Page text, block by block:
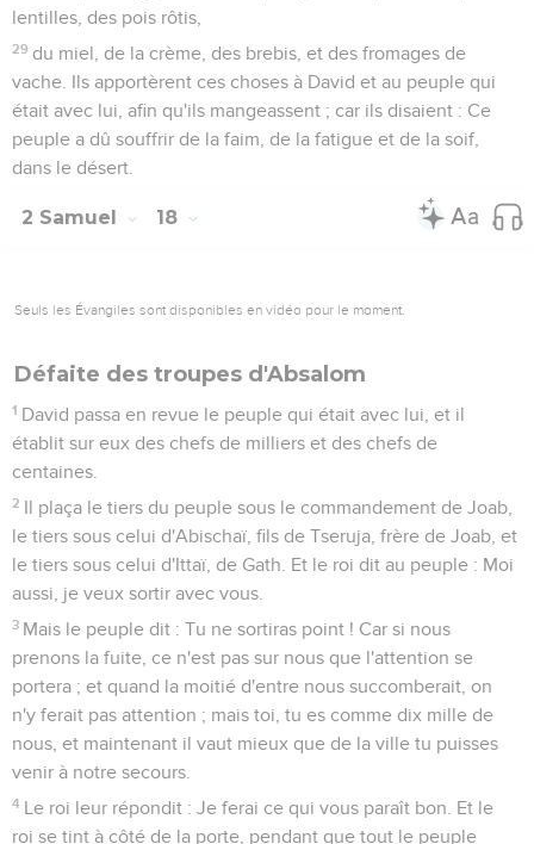
lentilles, des pois rôtis,
29 du miel, de la crème, des brebis, et des fromages de
vache. Ils apportèrent ces choses à David et au peuple qui
était avec lui, afin qu'ils mangeassent ; car ils disaient : Ce
peuple a dû souffrir de la faim, de la fatigue et de la soif,
dans le désert.
2 Samuel 18
Seuls les Évangiles sont disponibles en vidéo pour le moment.
Défaite des troupes d'Absalom
1 David passa en revue le peuple qui était avec lui, et il
établit sur eux des chefs de milliers et des chefs de
centaines.
2 Il plaça le tiers du peuple sous le commandement de Joab,
le tiers sous celui d'Abischaï, fils de Tseruja, frère de Joab, et
le tiers sous celui d'Ittaï, de Gath. Et le roi dit au peuple : Moi
aussi, je veux sortir avec vous.
3 Mais le peuple dit : Tu ne sortiras point ! Car si nous
prenons la fuite, ce n'est pas sur nous que l'attention se
portera ; et quand la moitié d'entre nous succomberait, on
n'y ferait pas attention ; mais toi, tu es comme dix mille de
nous, et maintenant il vaut mieux que de la ville tu puisses
venir à notre secours.
4 Le roi leur répondit : Je ferai ce qui vous paraît bon. Et le
roi se tint à côté de la porte, pendant que tout le peuple